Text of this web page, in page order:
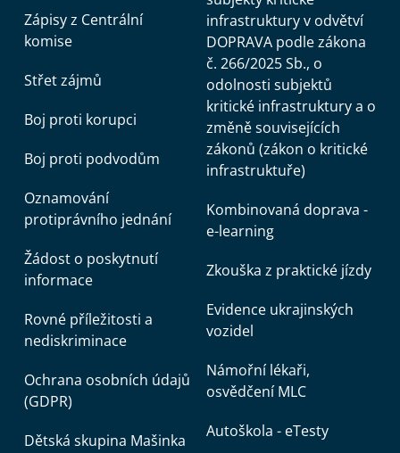
Zápisy z Centrální
komise
Střet zájmů
Boj proti korupci
Boj proti podvodům
Oznamování
protiprávního jednání
Žádost o poskytnutí
informace
Rovné příležitosti a
nediskriminace
Ochrana osobních údajů
(GDPR)
Dětská skupina Mašinka
infrastruktury v odvětví
DOPRAVA podle zákona
č. 266/2025 Sb., o
odolnosti subjektů
kritické infrastruktury a o
změně souvisejících
zákonů (zákon o kritické
infrastruktuře)
Kombinovaná doprava -
e-learning
Zkouška z praktické jízdy
Evidence ukrajinských
vozidel
Námořní lékaři,
osvědčení MLC
Autoškola - eTesty